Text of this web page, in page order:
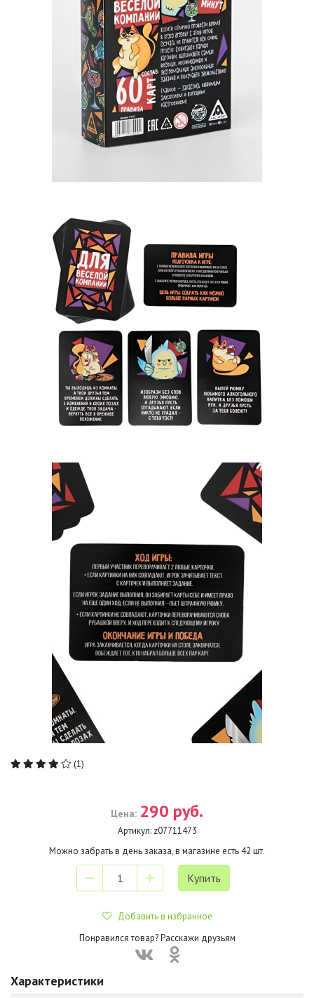
(1)
Цена: 290 руб.
Артикул: z07711473
Можно забрать в день заказа, в магазине есть 42 шт.
Добавить в избранное
Понравился товар? Расскажи друзьям
Характеристики